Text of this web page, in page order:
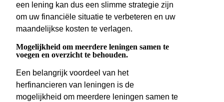
een lening kan dus een slimme strategie zijn
om uw financiële situatie te verbeteren en uw
maandelijkse kosten te verlagen.
Mogelijkheid om meerdere leningen samen te
voegen en overzicht te behouden.
Een belangrijk voordeel van het
herfinancieren van leningen is de
mogelijkheid om meerdere leningen samen te